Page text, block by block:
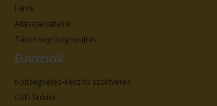
Hírek
Állásajánlataink
Távoli segítségnyújtás
Divíziók
Költségvetés-készítő szoftverek
CAD Stúdió